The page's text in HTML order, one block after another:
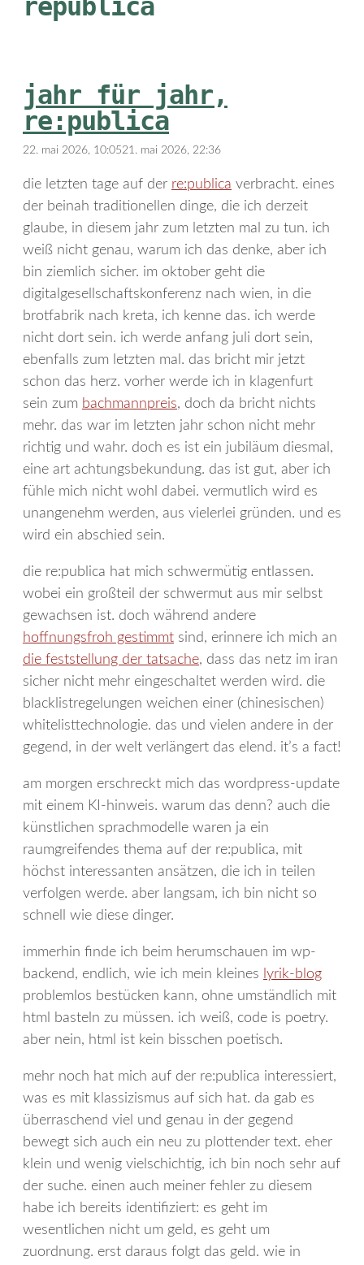
republica
jahr für jahr,
re:publica
22. mai 2026, 10:0521. mai 2026, 22:36
die letzten tage auf der re:publica verbracht. eines
der beinah traditionellen dinge, die ich derzeit
glaube, in diesem jahr zum letzten mal zu tun. ich
weiß nicht genau, warum ich das denke, aber ich
bin ziemlich sicher. im oktober geht die
digitalgesellschaftskonferenz nach wien, in die
brotfabrik nach kreta, ich kenne das. ich werde
nicht dort sein. ich werde anfang juli dort sein,
ebenfalls zum letzten mal. das bricht mir jetzt
schon das herz. vorher werde ich in klagenfurt
sein zum bachmannpreis, doch da bricht nichts
mehr. das war im letzten jahr schon nicht mehr
richtig und wahr. doch es ist ein jubiläum diesmal,
eine art achtungsbekundung. das ist gut, aber ich
fühle mich nicht wohl dabei. vermutlich wird es
unangenehm werden, aus vielerlei gründen. und es
wird ein abschied sein.
die re:publica hat mich schwermütig entlassen.
wobei ein großteil der schwermut aus mir selbst
gewachsen ist. doch während andere
hoffnungsfroh gestimmt sind, erinnere ich mich an
die feststellung der tatsache, dass das netz im iran
sicher nicht mehr eingeschaltet werden wird. die
blacklistregelungen weichen einer (chinesischen)
whitelisttechnologie. das und vielen andere in der
gegend, in der welt verlängert das elend. it’s a fact!
am morgen erschreckt mich das wordpress-update
mit einem KI-hinweis. warum das denn? auch die
künstlichen sprachmodelle waren ja ein
raumgreifendes thema auf der re:publica, mit
höchst interessanten ansätzen, die ich in teilen
verfolgen werde. aber langsam, ich bin nicht so
schnell wie diese dinger.
immerhin finde ich beim herumschauen im wp-
backend, endlich, wie ich mein kleines lyrik-blog
problemlos bestücken kann, ohne umständlich mit
html basteln zu müssen. ich weiß, code is poetry.
aber nein, html ist kein bisschen poetisch.
mehr noch hat mich auf der re:publica interessiert,
was es mit klassizismus auf sich hat. da gab es
überraschend viel und genau in der gegend
bewegt sich auch ein neu zu plottender text. eher
klein und wenig vielschichtig, ich bin noch sehr auf
der suche. einen auch meiner fehler zu diesem
habe ich bereits identifiziert: es geht im
wesentlichen nicht um geld, es geht um
zuordnung. erst daraus folgt das geld. wie in